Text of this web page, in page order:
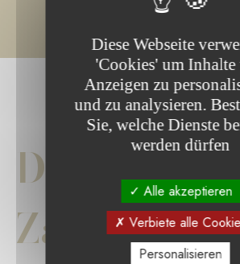
Die
Zahlen
Diese Webseite
'Cookies' um Inhalte
Anzeigen zu
und zu analysieren.
Sie, welche Dienste
werden dürfen
Alle akzeptieren
Verbiete alle
Personalisieren